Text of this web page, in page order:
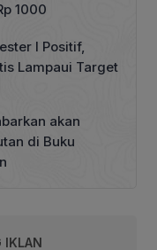
1000
I Positif,
Lampaui Target
akan
di Buku
IKLAN